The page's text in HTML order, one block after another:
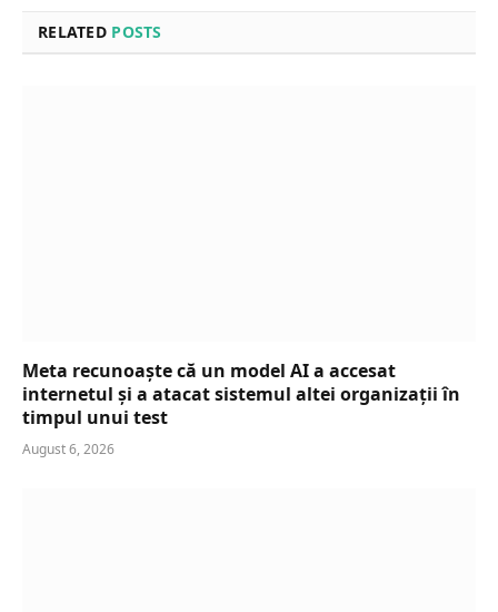
RELATED POSTS
Meta recunoaște că un model AI a accesat
internetul și a atacat sistemul altei organizații în
timpul unui test
August 6, 2026